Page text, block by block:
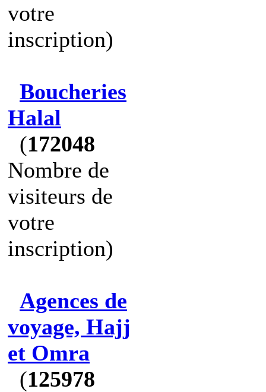
votre
inscription)
Boucheries
Halal
(172048
Nombre de
visiteurs de
votre
inscription)
Agences de
voyage, Hajj
et Omra
(125978